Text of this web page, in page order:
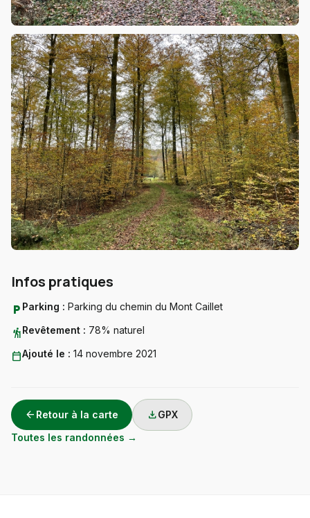
Infos pratiques
local_parking Parking : Parking du chemin du Mont Caillet
hikingRevêtement : 78% naturel
calendar_todayAjouté le : 14 novembre 2021
arrow_back Retour à la carte downloadGPX
Toutes les randonnées →